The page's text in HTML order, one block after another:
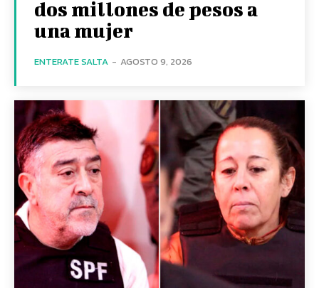
dos millones de pesos a
una mujer
ENTERATE SALTA - AGOSTO 9, 2026